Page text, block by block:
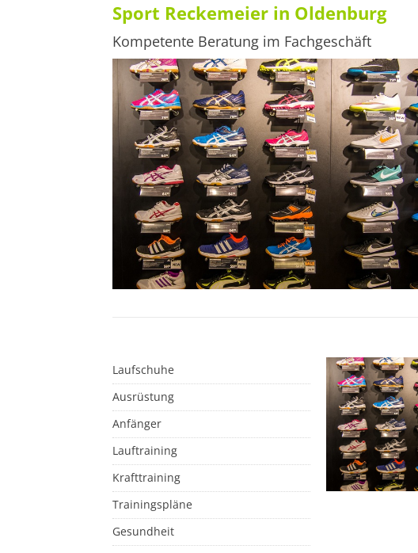
Sport Reckemeier in Oldenburg
Kompetente Beratung im Fachgeschäft
Laufschuhe
Ausrüstung
Anfänger
Lauftraining
Krafttraining
Trainingspläne
Gesundheit